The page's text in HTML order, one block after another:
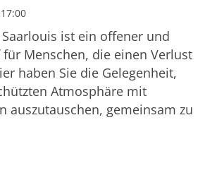
Saarlouis ist ein offener und
Menschen, die einen Verlust
haben Sie die Gelegenheit,
Atmosphäre mit
auszutauschen, gemeinsam zu